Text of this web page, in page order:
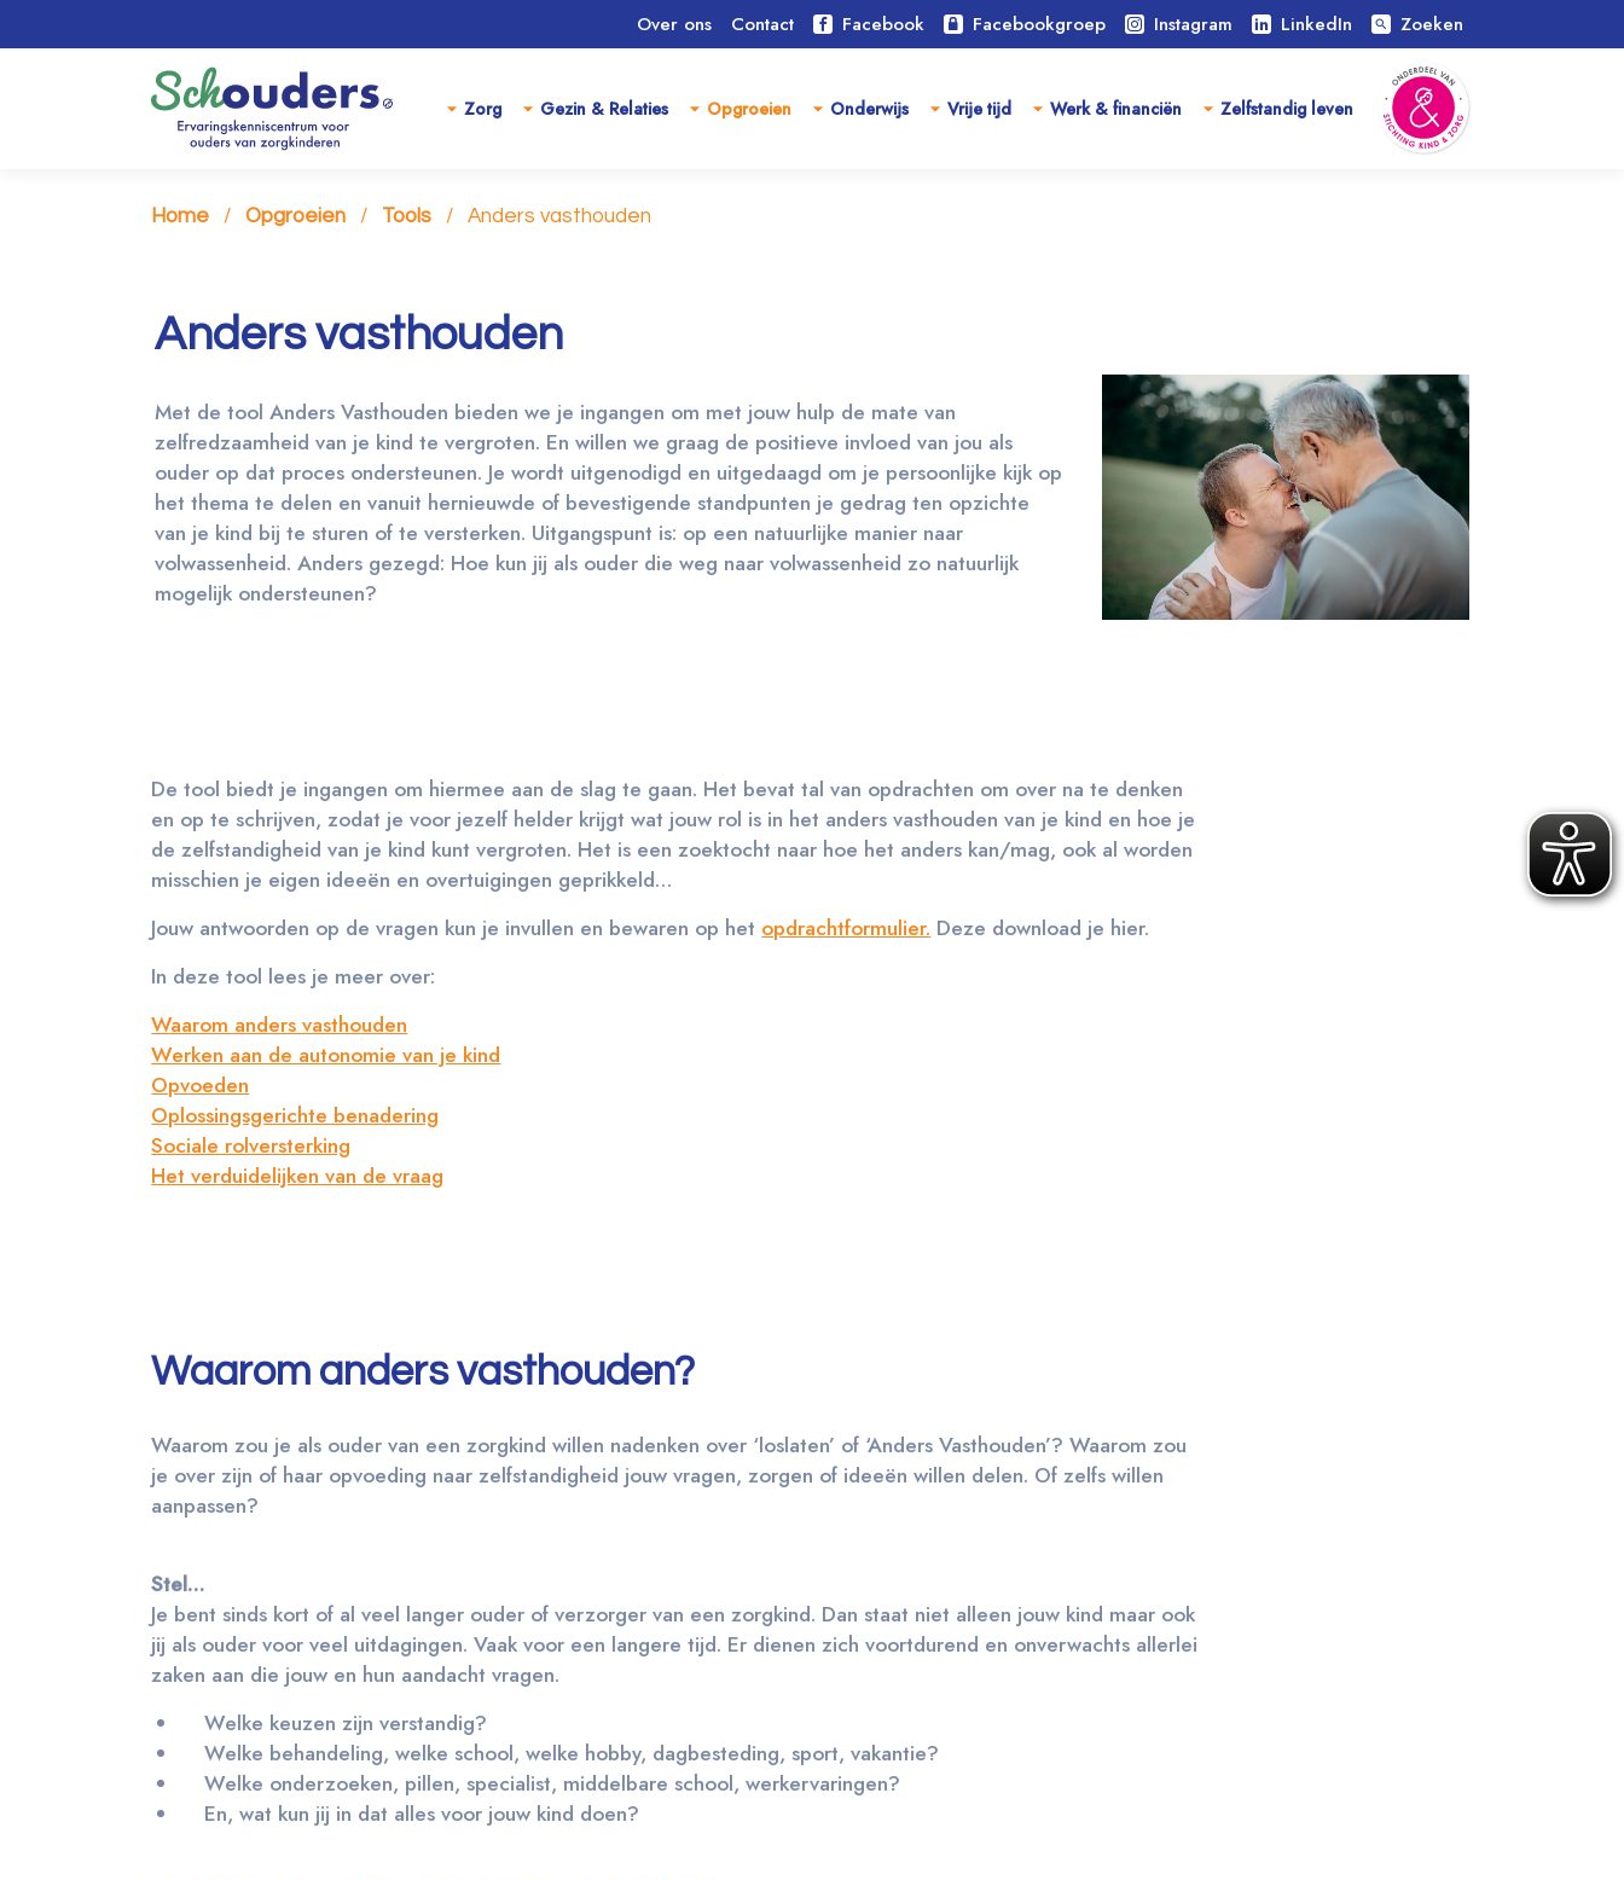
Over ons Contact Facebook Facebookgroep Instagram LinkedIn search Zoeken
Zorg Gezin & Relaties Opgroeien Onderwijs Vrije tijd Werk & financiën Zelfstandig leven
Home Opgroeien Tools Anders vasthouden
Anders vasthouden
Met de tool Anders Vasthouden bieden we je ingangen om met jouw hulp de mate van
zelfredzaamheid van je kind te vergroten. En willen we graag de positieve invloed van jou als
ouder op dat proces ondersteunen. Je wordt uitgenodigd en uitgedaagd om je persoonlijke kijk op
het thema te delen en vanuit hernieuwde of bevestigende standpunten je gedrag ten opzichte
van je kind bij te sturen of te versterken. Uitgangspunt is: op een natuurlijke manier naar
volwassenheid. Anders gezegd: Hoe kun jij als ouder die weg naar volwassenheid zo natuurlijk
mogelijk ondersteunen?
De tool biedt je ingangen om hiermee aan de slag te gaan. Het bevat tal van opdrachten om over na te denken
en op te schrijven, zodat je voor jezelf helder krijgt wat jouw rol is in het anders vasthouden van je kind en hoe je
de zelfstandigheid van je kind kunt vergroten. Het is een zoektocht naar hoe het anders kan/mag, ook al worden
misschien je eigen ideeën en overtuigingen geprikkeld…
Jouw antwoorden op de vragen kun je invullen en bewaren op het opdrachtformulier. Deze download je hier.
In deze tool lees je meer over:
Waarom anders vasthouden
Werken aan de autonomie van je kind
Opvoeden
Oplossingsgerichte benadering
Sociale rolversterking
Het verduidelijken van de vraag
Waarom anders vasthouden?
Waarom zou je als ouder van een zorgkind willen nadenken over ‘loslaten’ of ‘Anders Vasthouden’? Waarom zou
je over zijn of haar opvoeding naar zelfstandigheid jouw vragen, zorgen of ideeën willen delen. Of zelfs willen
aanpassen?
Stel…
Je bent sinds kort of al veel langer ouder of verzorger van een zorgkind. Dan staat niet alleen jouw kind maar ook
jij als ouder voor veel uitdagingen. Vaak voor een langere tijd. Er dienen zich voortdurend en onverwachts allerlei
zaken aan die jouw en hun aandacht vragen.
Welke keuzen zijn verstandig?
Welke behandeling, welke school, welke hobby, dagbesteding, sport, vakantie?
Welke onderzoeken, pillen, specialist, middelbare school, werkervaringen?
En, wat kun jij in dat alles voor jouw kind doen?